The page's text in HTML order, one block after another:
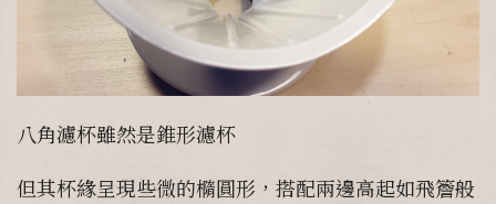
八角濾杯雖然是錐形濾杯
但其杯緣呈現些微的橢圓形，搭配兩邊高起如飛簷般